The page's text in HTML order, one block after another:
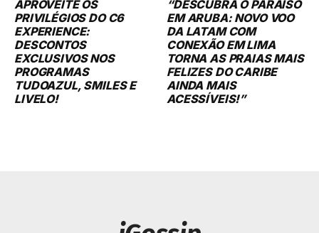
APROVEITE OS
PRIVILÉGIOS DO C6
EXPERIENCE:
DESCONTOS
EXCLUSIVOS NOS
PROGRAMAS
TUDOAZUL, SMILES E
LIVELO!
“DESCUBRA O PARAÍSO
EM ARUBA: NOVO VOO
DA LATAM COM
CONEXÃO EM LIMA
TORNA AS PRAIAS MAIS
FELIZES DO CARIBE
AINDA MAIS
ACESSÍVEIS!”